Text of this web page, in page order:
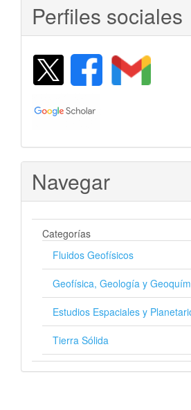
Perfiles sociales
Navegar
Categorías
Fluidos Geofísicos
Geofísica, Geología y
Estudios Espaciales y
Tierra Sólida